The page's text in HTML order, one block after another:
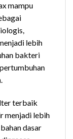
mampu
lebih
bakteri
terbaik
menjadi lebih
dasar